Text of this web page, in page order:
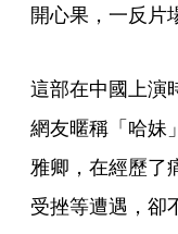
開心果，一反片
這部在中國上演
網友暱稱「哈妹
雅卿，在經歷了
受挫等遭遇，卻